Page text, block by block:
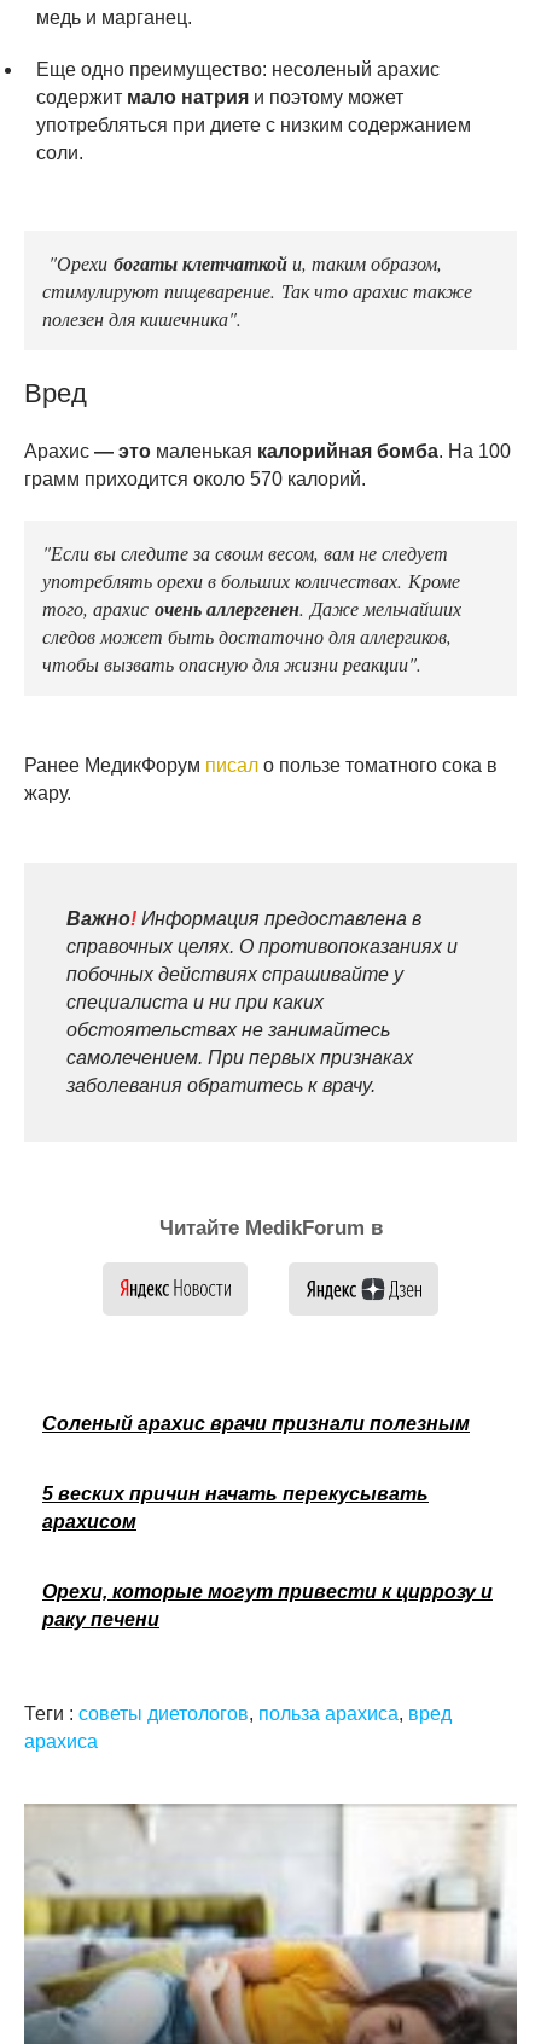
медь и марганец.
Еще одно преимущество: несоленый арахис
содержит мало натрия и поэтому может
употребляться при диете с низким содержанием
соли.
"Орехи богаты клетчаткойи, таким образом,
стимулируют пищеварение. Так что арахис также
полезен для кишечника".
Вред
Арахис — это маленькая калорийная бомба. На 100
грамм приходится около 570 калорий.
"Если вы следите за своим весом, вам не следует
употреблять орехи в больших количествах. Кроме
того, арахис очень аллергенен. Даже мельчайших
следов может быть достаточно для аллергиков,
чтобы вызвать опасную для жизни реакции".
Ранее МедикФорум писал о пользе томатного сока в
жару.
Важно! Информация предоставлена в
справочных целях. О противопоказаниях и
побочных действиях спрашивайте у
специалиста и ни при каких
обстоятельствах не занимайтесь
самолечением. При первых признаках
заболевания обратитесь к врачу.
Читайте MedikForum в
Соленый арахис врачи признали полезным
5 веских причин начать перекусывать
арахисом
Орехи, которые могут привести к циррозу и
раку печени
Теги : советы диетологов, польза арахиса, вред
арахиса